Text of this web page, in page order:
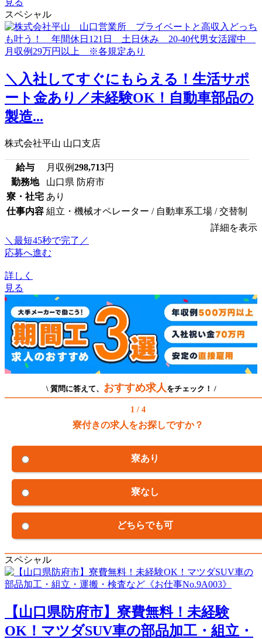
スペシャル
＼入社してすぐにもらえる！生活サポ
ート金あり／未経験OK！自動車部品の
製造...
株式会社平山 山口支店
給与 月収例298,713円
勤務地
山口県 防府市
寮・社宅 あり
仕事内容 組立・機械オペレーター / 自動車系工場 / 交替制
詳細を表示
＼最短45秒で完了／
応募へ進む
詳しく
見る
\ 質問に答えて、 おすすめ求人 をチェック！ /
1 / 4
寮付きの求人をお探しですか？
寮あり
寮なし
どちらでも可
スペシャル
【山口県防府市】寮費無料！未経験
OK！マツダSUV車の部品加工・組立・